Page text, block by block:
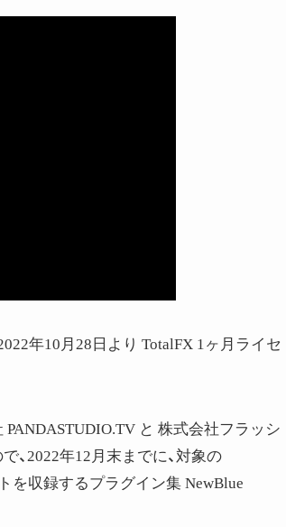
年10月28日より TotalFX 1ヶ月ライセ
と 株式会社フラッシ
、2022年12月末までに、対象の
を収録するプラグイン集 NewBlue